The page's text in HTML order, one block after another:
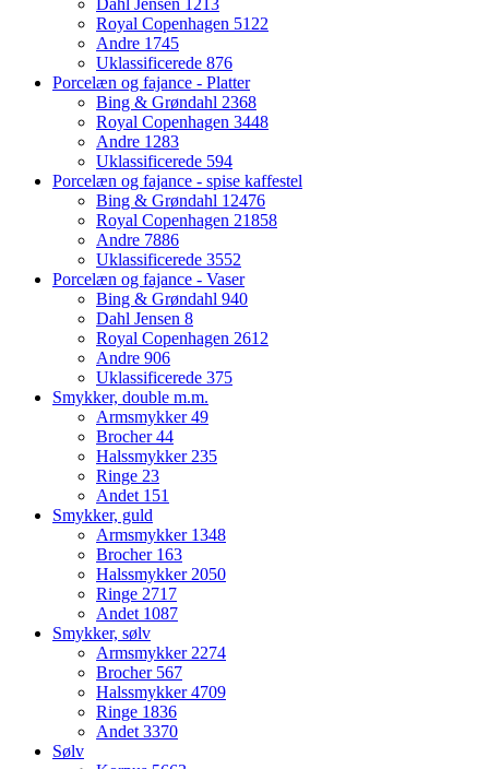
Dahl Jensen 1213
Royal Copenhagen 5122
Andre 1745
Uklassificerede 876
Porcelæn og fajance - Platter
Bing & Grøndahl 2368
Royal Copenhagen 3448
Andre 1283
Uklassificerede 594
Porcelæn og fajance - spise kaffestel
Bing & Grøndahl 12476
Royal Copenhagen 21858
Andre 7886
Uklassificerede 3552
Porcelæn og fajance - Vaser
Bing & Grøndahl 940
Dahl Jensen 8
Royal Copenhagen 2612
Andre 906
Uklassificerede 375
Smykker, double m.m.
Armsmykker49
Brocher44
Halssmykker 235
Ringe 23
Andet 151
Smykker, guld
Armsmykker 1348
Brocher 163
Halssmykker 2050
Ringe 2717
Andet 1087
Smykker, sølv
Armsmykker 2274
Brocher 567
Halssmykker4709
Ringe 1836
Andet 3370
Sølv